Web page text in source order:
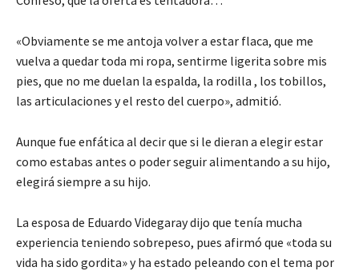
«Obviamente se me antoja volver a estar flaca, que me
vuelva a quedar toda mi ropa, sentirme ligerita sobre mis
pies, que no me duelan la espalda, la rodilla , los tobillos,
las articulaciones y el resto del cuerpo», admitió.
Aunque fue enfática al decir que si le dieran a elegir estar
como estabas antes o poder seguir alimentando a su hijo,
elegirá siempre a su hijo.
La esposa de Eduardo Videgaray dijo que tenía mucha
experiencia teniendo sobrepeso, pues afirmó que «toda su
vida ha sido gordita» y ha estado peleando con el tema por